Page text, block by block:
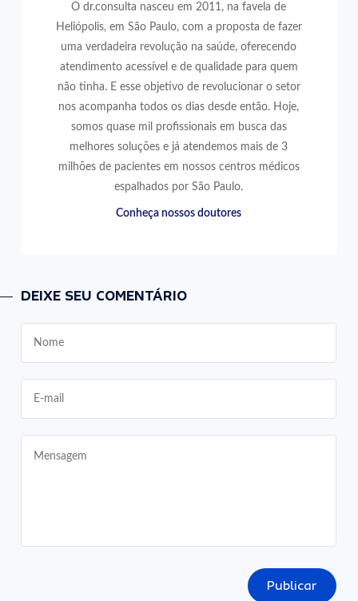
O dr.consulta nasceu em 2011, na favela de
Heliópolis, em São Paulo, com a proposta de fazer
uma verdadeira revolução na saúde, oferecendo
atendimento acessível e de qualidade para quem
não tinha. E esse objetivo de revolucionar o setor
nos acompanha todos os dias desde então. Hoje,
somos quase mil profissionais em busca das
melhores soluções e já atendemos mais de 3
milhões de pacientes em nossos centros médicos
espalhados por São Paulo.
Conheça nossos doutores
DEIXE SEU COMENTÁRIO
Publicar